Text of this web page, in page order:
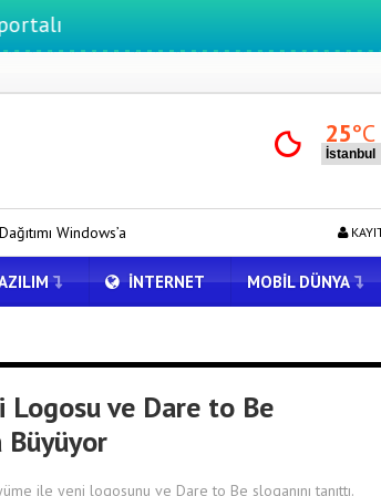
25°C
Geldi Tesla için Grok Türkiye’de! Model
İNTERNET MOBIL DÜNYA
Logosu ve Dare to Be
Büyüyor
ile yeni logosunu ve Dare to Be sloganını tanıttı.